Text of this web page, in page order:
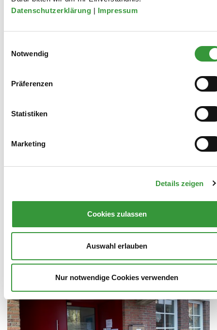
Datenschutzerklärung | Impressum
Notwendig
Präferenzen
Statistiken
Marketing
Details zeigen
Cookies zulassen
Auswahl erlauben
Nur notwendige Cookies verwenden
Informationen zum